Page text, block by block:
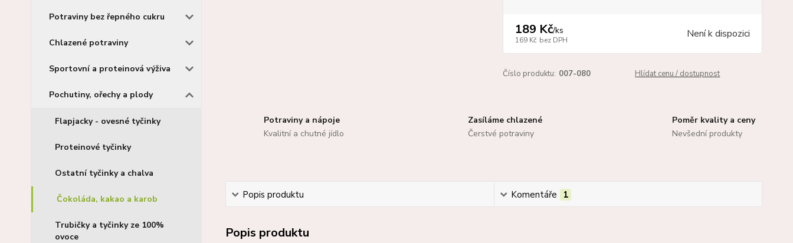
Potraviny bez řepného cukru
Chlazené potraviny
Sportovní a proteinová výživa
Pochutiny, ořechy a plody
Flapjacky - ovesné tyčinky
Proteinové tyčinky
Ostatní tyčinky a chalva
Čokoláda, kakao a karob
Trubičky a tyčinky ze 100%
ovoce
189 Kč/ks
169 Kč bez DPH Není k dispozici
Číslo produktu: 007-080 Hlídat cenu / dostupnost
Potraviny a nápoje
Kvalitní a chutné jídlo
Zasíláme chlazené
Čerstvé potraviny
Poměr kvality a ceny
Nevšední produkty
Popis produktu Komentáře 1
Popis produktu